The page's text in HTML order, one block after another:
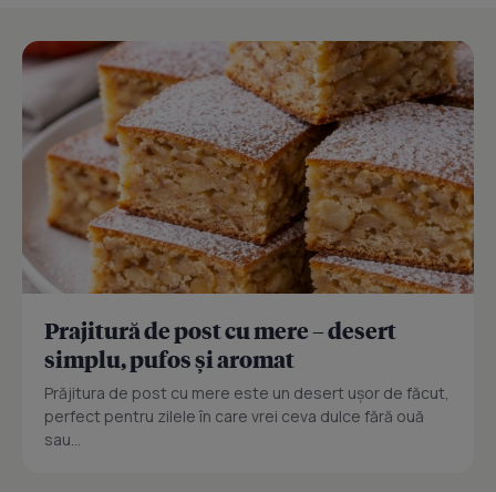
Prajitură de post cu mere – desert
simplu, pufos și aromat
Prăjitura de post cu mere este un desert ușor de făcut,
perfect pentru zilele în care vrei ceva dulce fără ouă
sau...